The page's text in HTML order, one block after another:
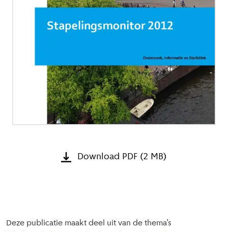
Download PDF (2 MB)
Deze publicatie maakt deel uit van de thema’s